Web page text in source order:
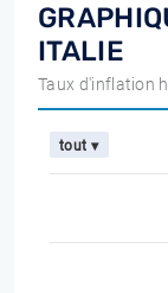
ITALIE
Taux d'inflation
tout ▾